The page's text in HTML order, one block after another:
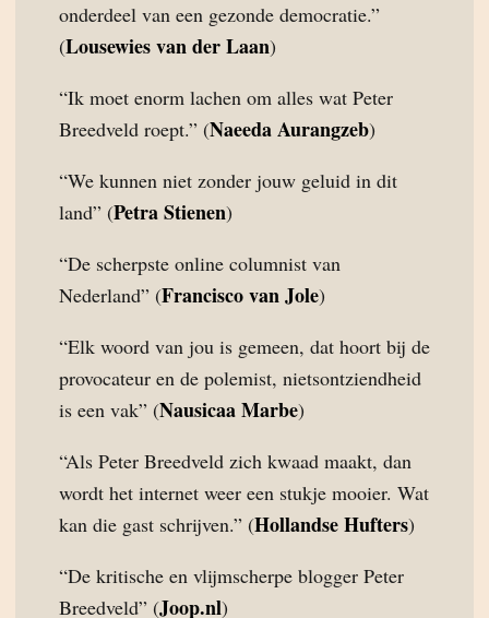
onderdeel van een gezonde democratie.”
(Lousewies van der Laan)
“Ik moet enorm lachen om alles wat Peter
Breedveld roept.” (Naeeda Aurangzeb)
“We kunnen niet zonder jouw geluid in dit
land” (Petra Stienen)
“De scherpste online columnist van
Nederland” (Francisco van Jole)
“Elk woord van jou is gemeen, dat hoort bij de
provocateur en de polemist, nietsontziendheid
is een vak” (Nausicaa Marbe)
“Als Peter Breedveld zich kwaad maakt, dan
wordt het internet weer een stukje mooier. Wat
kan die gast schrijven.” (Hollandse Hufters)
“De kritische en vlijmscherpe blogger Peter
Breedveld” (Joop.nl)